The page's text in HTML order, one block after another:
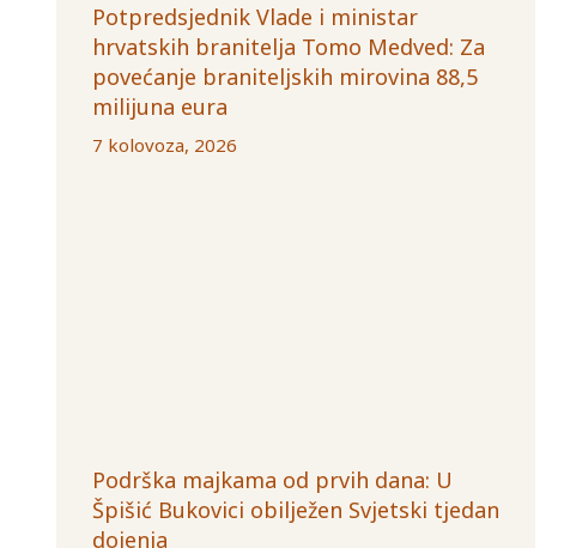
Potpredsjednik Vlade i ministar
hrvatskih branitelja Tomo Medved: Za
povećanje braniteljskih mirovina 88,5
milijuna eura
7 kolovoza, 2026
Podrška majkama od prvih dana: U
Špišić Bukovici obilježen Svjetski tjedan
dojenja